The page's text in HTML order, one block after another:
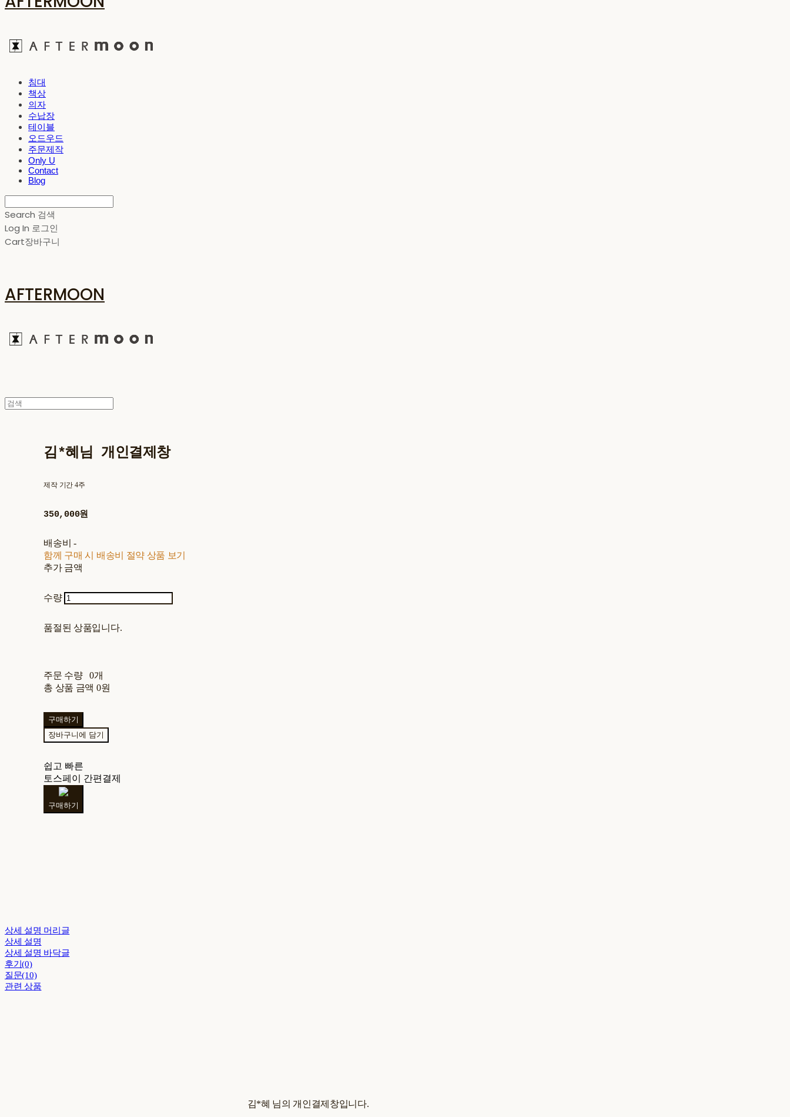
침대
책상
의자
수납장
테이블
오드우드
주문제작
Only U
Contact
Blog
Search 검색
Log In 로그인
Cart장바구니
AFTERMOON
김*혜님 개인결제창
제작 기간 4주
350,000원
배송비-
함께 구매 시 배송비 절약 상품 보기
추가 금액
수량
품절된 상품입니다.
주문 수량
0개
총 상품 금액 0원
구매하기
장바구니에 담기
쉽고 빠른
토스페이 간편결제
구매하기
상세 설명 머리글
상세 설명
상세 설명 바닥글
후기(0)
질문(10)
관련 상품
김*혜 님의 개인결제창입니다.